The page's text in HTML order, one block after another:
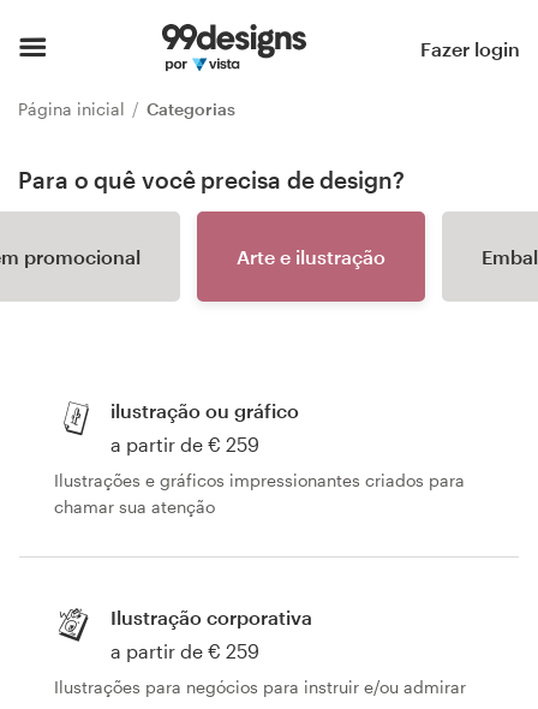
Fazer login
Página inicial Categorias
Para o quê você precisa de design?
promocional Arte e ilustração
ilustração ou gráfico
a partir de € 259
Ilustrações e gráficos impressionantes criados para
chamar sua atenção
Ilustração corporativa
a partir de € 259
Ilustrações para negócios para instruir e/ou admirar
Página inicial
Pesquisar categorias
Como funciona
design
Projetos 1-para-1
Encontre um designer